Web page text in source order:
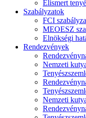
Elismert
Szabályzatok
FCI
MEOESZ
Elnökségi
Rendezvények
Nemzeti
Nemzeti